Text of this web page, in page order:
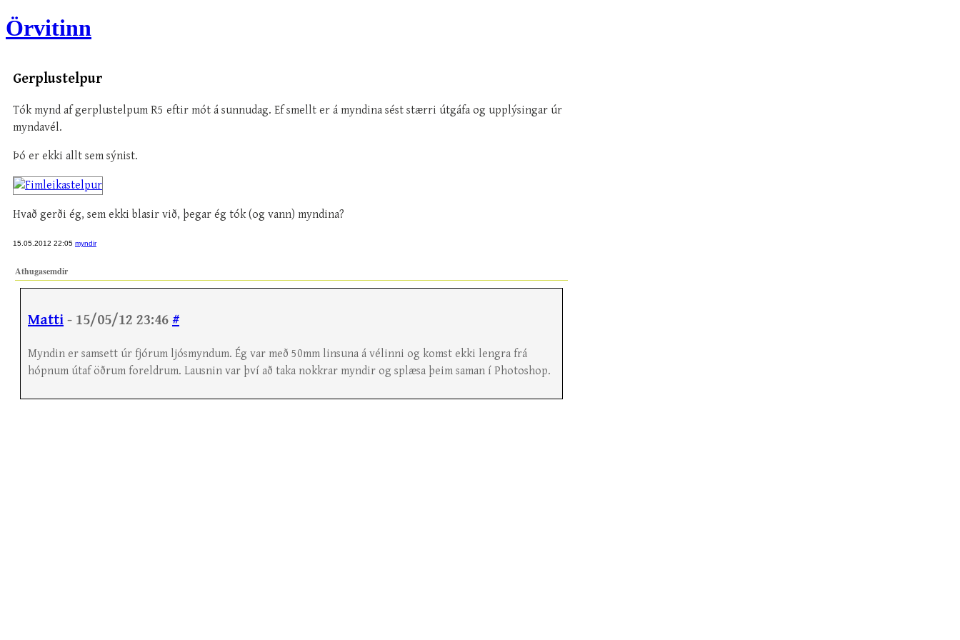
Örvitinn
Gerplustelpur
Tók mynd af gerplustelpum R5 eftir mót á sunnudag. Ef smellt er á myndina sést stærri útgáfa og upplýsingar úr
myndavél.
Þó er ekki allt sem sýnist.
Hvað gerði ég, sem ekki blasir við, þegar ég tók (og vann) myndina?
15.05.2012 22:05 myndir
Athugasemdir
Matti - 15/05/12 23:46 #
Myndin er samsett úr fjórum ljósmyndum. Ég var með 50mm linsuna á vélinni og komst ekki lengra frá
hópnum útaf öðrum foreldrum. Lausnin var því að taka nokkrar myndir og splæsa þeim saman í Photoshop.